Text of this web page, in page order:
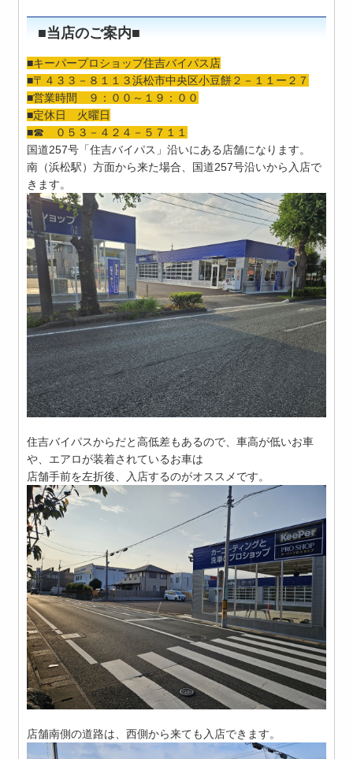
■当店のご案内■
■キーパープロショップ住吉バイパス店
■〒４３３－８１１３浜松市中央区小豆餅２－１１ー２７
■営業時間 ９：００～１９：００
■定休日 火曜日
■☎ ０５３－４２４－５７１１
国道257号「住吉バイパス」沿いにある店舗になります。
南（浜松駅）方面から来た場合、国道257号沿いから入店で
きます。
住吉バイパスからだと高低差もあるので、車高が低いお車
や、エアロが装着されているお車は
店舗手前を左折後、入店するのがオススメです。
店舗南側の道路は、西側から来ても入店できます。